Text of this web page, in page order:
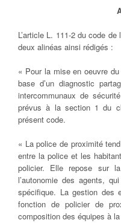
L’article L. 111-2 du code
deux alinéas ainsi rédigés :
« Pour la mise en oeuvre
base d’un diagnostic
intercommunaux de
prévus à la section 1 du
présent code.
« La police de proximité
entre la police et les
policier. Elle repose sur
l’autonomie des agents,
spécifique. La gestion des
fonction de policier de
composition des équipes à